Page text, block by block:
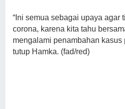
“Ini semua sebagai upaya agar
corona, karena kita tahu
mengalami penambahan kasus
tutup Hamka. (fad/red)